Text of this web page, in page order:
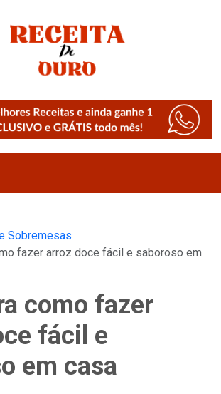
Sobremesas
fazer arroz doce fácil e saboroso em
como fazer
fácil e
em casa